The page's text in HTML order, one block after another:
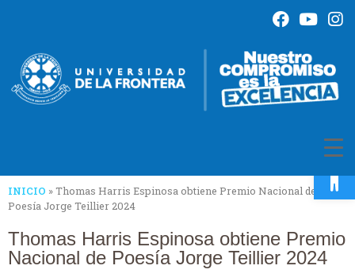
INICIO »Thomas Harris Espinosa obtiene Premio Nacional de
Poesía Jorge Teillier 2024
Thomas Harris Espinosa obtiene Premio
Nacional de Poesía Jorge Teillier 2024